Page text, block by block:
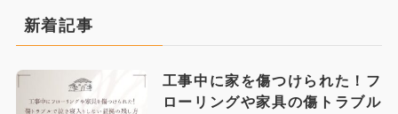
新着記事
工事中に家を傷つけられた！フ
ローリングや家具の傷トラブル